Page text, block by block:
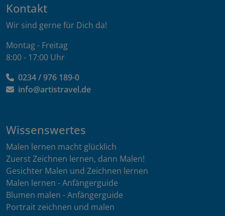
Kontakt
Wir sind gerne für Dich da!
Montag - Freitag
8:00 - 17:00 Uhr
0234 / 976 189-0
info@artistravel.de
Wissenswertes
Malen lernen macht glücklich
Zuerst Zeichnen lernen, dann Malen!
Gesichter Malen und Zeichnen lernen
Malen lernen - Anfängerguide
Blumen malen - Anfängerguide
Portrait zeichnen und malen